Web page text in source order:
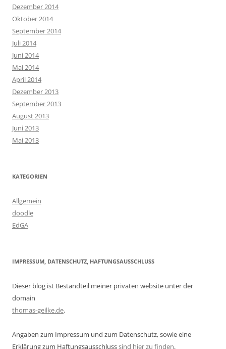
Dezember 2014
Oktober 2014
September 2014
Juli 2014
Juni 2014
Mai 2014
April 2014
Dezember 2013
September 2013
August 2013
Juni 2013
Mai 2013
KATEGORIEN
Allgemein
doodle
EdGA
IMPRESSUM, DATENSCHUTZ, HAFTUNGSAUSSCHLUSS
Dieser blog ist Bestandteil meiner privaten website unter der
domain
thomas-geilke.de.
Angaben zum Impressum und zum Datenschutz, sowie eine
Erklärung zum Haftungsausschlusssind hier zu finden.